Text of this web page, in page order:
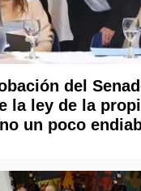
del
la ley de la
un poco